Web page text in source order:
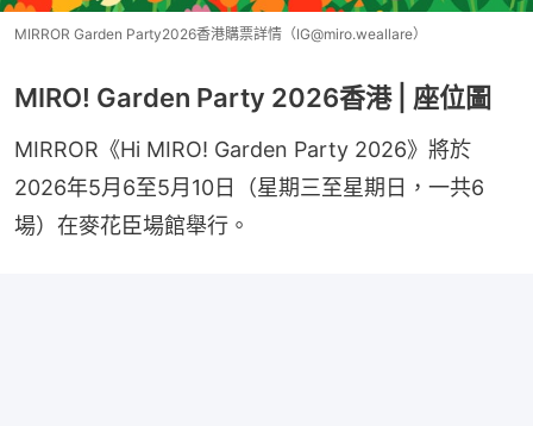
MIRROR Garden Party2026香港購票詳情（IG@miro.weallare）
MIRO! Garden Party 2026香港 | 座位圖
MIRROR《Hi MIRO! Garden Party 2026》將於
2026年5月6至5月10日（星期三至星期日，一共6
場）在麥花臣場館舉行。